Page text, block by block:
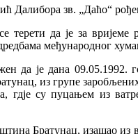
Далибора зв. „Даћо“
терети да је за
међународног
да је дана 09.05.1992.
из групе
гдје су пуцањем из
Братунац, изашао